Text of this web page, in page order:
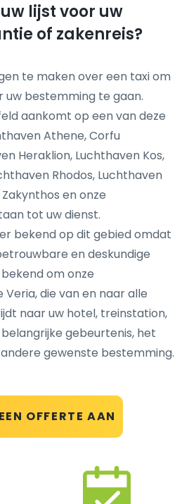
OFFERTE AAN
lijst voor uw
of zakenreis?
te maken over een taxi om
uw bestemming te gaan.
aankomt op een van deze
Athene, Corfu
Heraklion, Luchthaven Kos,
Rhodos, Luchthaven
en onze
tot uw dienst.
bekend op dit gebied omdat
en deskundige
om onze
die van en naar alle
naar uw hotel, treinstation,
gebeurtenis, het
gewenste bestemming.